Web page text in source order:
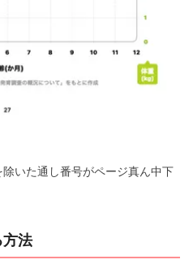
いた通し番号がページ真ん中下
方法